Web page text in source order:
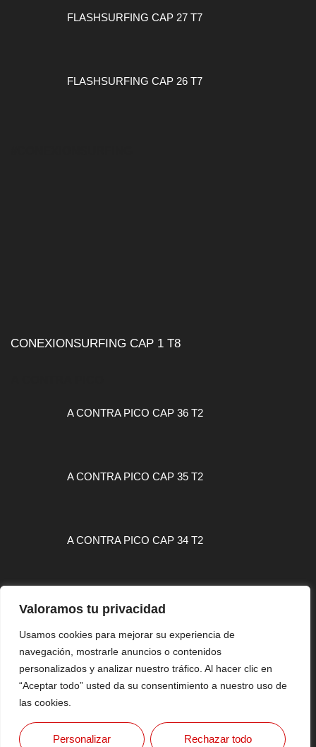
Valoramos tu privacidad
Usamos cookies para mejorar su experiencia de
navegación, mostrarle anuncios o contenidos
personalizados y analizar nuestro tráfico. Al hacer clic en
“Aceptar todo” usted da su consentimiento a nuestro uso de
las cookies.
Personalizar Rechazar todo
FLASHSURFING CAP 27 T7
FLASHSURFING CAP 26 T7
CONEXIONSURFING CAP 1 T8
A CONTRA PICO CAP 36 T2
A CONTRA PICO CAP 35 T2
A CONTRA PICO CAP 34 T2
MAPA WEB
CONTACTO
Copyright © 2026 FlashSurfing Magazine By MTH VISUAL